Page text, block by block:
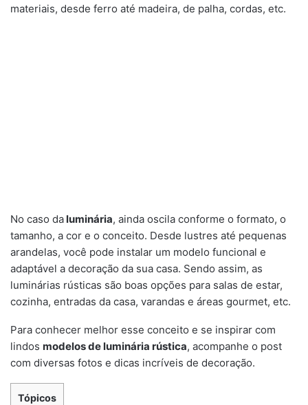
materiais, desde ferro até madeira, de palha, cordas, etc.
No caso da luminária, ainda oscila conforme o formato, o
tamanho, a cor e o conceito. Desde lustres até pequenas
arandelas, você pode instalar um modelo funcional e
adaptável a decoração da sua casa. Sendo assim, as
luminárias rústicas são boas opções para salas de estar,
cozinha, entradas da casa, varandas e áreas gourmet, etc.
Para conhecer melhor esse conceito e se inspirar com
lindos modelos de luminária rústica, acompanhe o post
com diversas fotos e dicas incríveis de decoração.
Tópicos